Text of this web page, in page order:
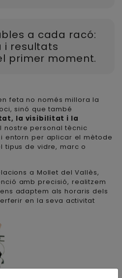
a cada racó:
i resultats
primer moment.
feta no només millora la
sinó que també
la visibilitat i la
nostre personal tècnic
entorn per aplicar el mètode
tipus de vidre, marc o
a Mollet del Vallès,
amb precisió, realitzem
adaptem als horaris dels
en la seva activitat